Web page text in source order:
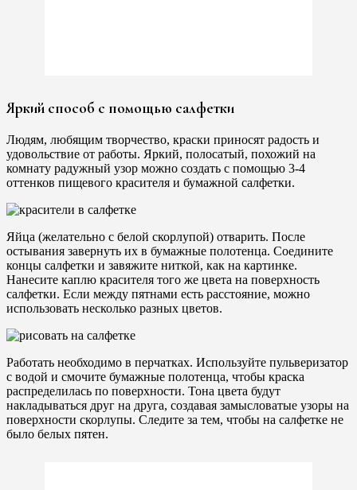
Яркий способ с помощью салфетки
Людям, любящим творчество, краски приносят радость и
удовольствие от работы. Яркий, полосатый, похожий на
комнату радужный узор можно создать с помощью 3-4
оттенков пищевого красителя и бумажной салфетки.
Яйца (желательно с белой скорлупой) отварить. После
остывания завернуть их в бумажные полотенца. Соедините
концы салфетки и завяжите ниткой, как на картинке.
Нанесите каплю красителя того же цвета на поверхность
салфетки. Если между пятнами есть расстояние, можно
использовать несколько разных цветов.
Работать необходимо в перчатках. Используйте пульверизатор
с водой и смочите бумажные полотенца, чтобы краска
распределилась по поверхности. Тона цвета будут
накладываться друг на друга, создавая замысловатые узоры на
поверхности скорлупы. Следите за тем, чтобы на салфетке не
было белых пятен.